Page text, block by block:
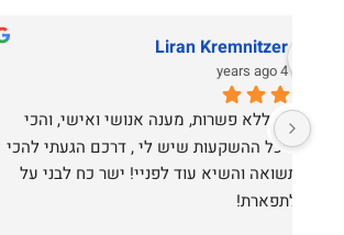
Rafi Barzilay